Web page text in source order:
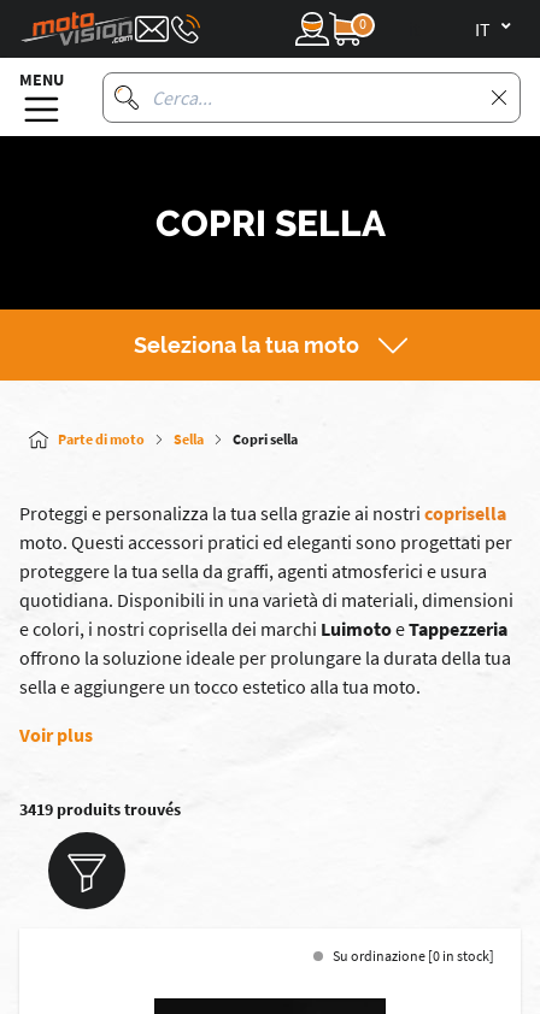
0
MENU
COPRI SELLA
Seleziona la tua moto
Parte di moto Sella Copri sella
Proteggi e personalizza la tua sella grazie ai nostri coprisella
moto. Questi accessori pratici ed eleganti sono progettati per
proteggere la tua sella da graffi, agenti atmosferici e usura
quotidiana. Disponibili in una varietà di materiali, dimensioni
e colori, i nostri coprisella dei marchi LuimotoeTappezzeria
offrono la soluzione ideale per prolungare la durata della tua
sella e aggiungere un tocco estetico alla tua moto.
Voir plus
3419 produits trouvés
Su ordinazione [0 in stock]